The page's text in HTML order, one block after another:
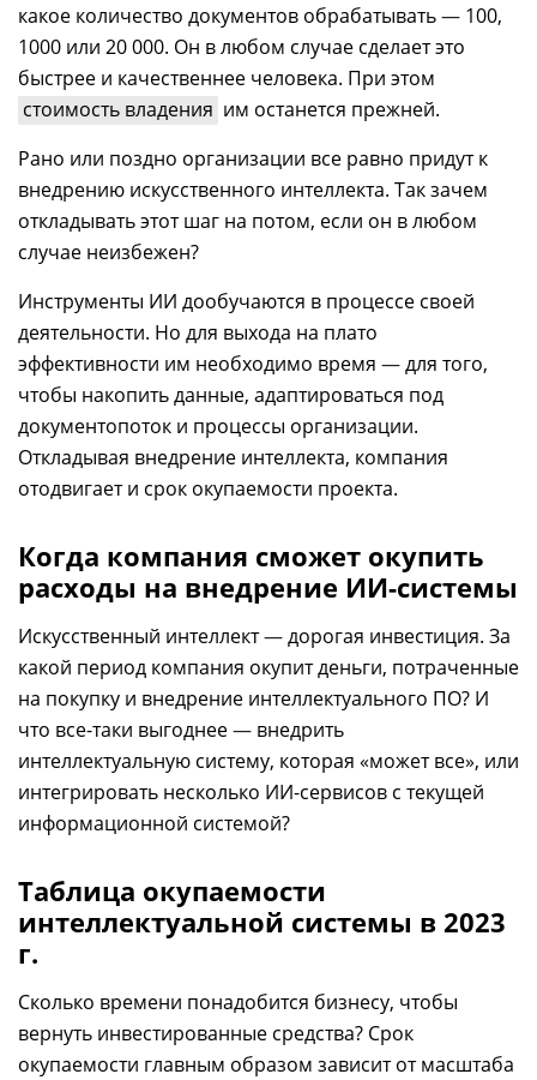
какое количество документов обрабатывать— 100,
1000 или 20 000. Он в любом случае сделает это
быстрее и качественнее человека. При этом
стоимость владения им останется прежней.
Рано или поздно организации все равно придут к
внедрению искусственного интеллекта. Так зачем
откладывать этот шаг на потом, если он в любом
случае неизбежен?
Инструменты ИИ дообучаются в процессе своей
деятельности. Но для выхода на плато
эффективности им необходимо время —для того,
чтобы накопить данные, адаптироваться под
документопоток и процессы организации.
Откладывая внедрение интеллекта, компания
отодвигает и срок окупаемости проекта.
Когда компания сможет окупить
расходы на внедрение ИИ-системы
Искусственный интеллект—дорогая инвестиция. За
какой период компания окупит деньги, потраченные
на покупку и внедрение интеллектуального ПО? И
что все-таки выгоднее— внедрить
интеллектуальную систему, которая «может все», или
интегрировать несколько ИИ-сервисов с текущей
информационной системой?
Таблица окупаемости
интеллектуальной системы в 2023
г.
Сколько времени понадобится бизнесу, чтобы
вернуть инвестированные средства? Срок
окупаемости главным образом зависит от масштаба